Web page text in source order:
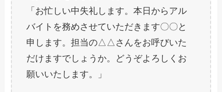
「お忙しい中失礼します。本日からアル
バイトを務めさせていただきます〇〇と
申します。担当の△△さんをお呼びいた
だけますでしょうか。どうぞよろしくお
願いいたします。」